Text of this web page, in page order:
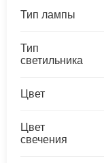
Тип лампы
Тип
светильника
Цвет
Цвет
свечения